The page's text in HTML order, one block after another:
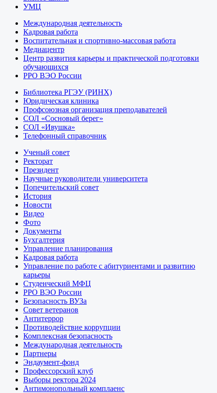
УМЦ
Международная деятельность
Кадровая работа
Воспитательная и спортивно-массовая работа
Медиацентр
Центр развития карьеры и практической подготовки
обучающихся
РРО ВЭО России
Библиотека РГЭУ (РИНХ)
Юридическая клиника
Профсоюзная организация преподавателей
СОЛ «Сосновый берег»
СОЛ «Ивушка»
Телефонный справочник
Ученый совет
Ректорат
Президент
Научные руководители университета
Попечительский совет
История
Новости
Видео
Фото
Документы
Бухгалтерия
Управление планирования
Кадровая работа
Управление по работе с абитуриентами и развитию
карьеры
Студенческий МФЦ
РРО ВЭО России
Безопасность ВУЗа
Совет ветеранов
Антитеррор
Противодействие коррупции
Комплексная безопасность
Международная деятельность
Партнеры
Эндаумент-фонд
Профессорский клуб
Выборы ректора 2024
Антимонопольный комплаенс